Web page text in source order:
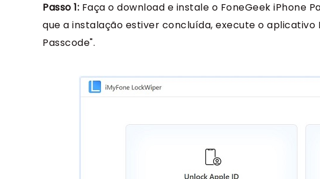
Passo 1: Faça o download e instale o FoneGeek iPhone
que a instalação estiver concluída, execute o aplicativo
Passcode".